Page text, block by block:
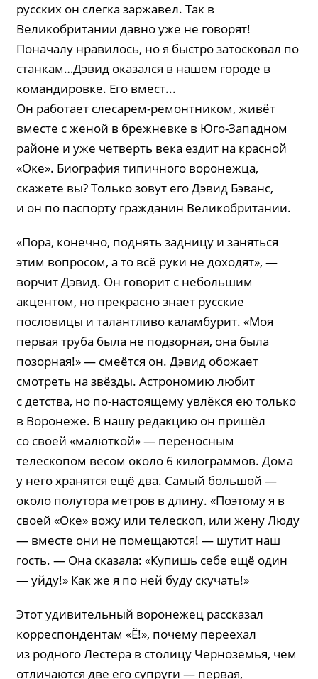
русских он слегка заржавел. Так в
Великобритании давно уже не говорят!
Поначалу нравилось, но я быстро затосковал по
станкам…Дэвид оказался в нашем городе в
командировке. Его вмест...
Он работает слесарем-ремонтником, живёт
вместе с женой в брежневке в Юго-Западном
районе и уже четверть века ездит на красной
«Оке». Биография типичного воронежца,
скажете вы? Только зовут его Дэвид Бэванс,
и он по паспорту гражданин Великобритании.
«Пора, конечно, поднять задницу и заняться
этим вопросом, а то всё руки не доходят», —
ворчит Дэвид. Он говорит с небольшим
акцентом, но прекрасно знает русские
пословицы и талантливо каламбурит. «Моя
первая труба была не подзорная, она была
позорная!» — смеётся он. Дэвид обожает
смотреть на звёзды. Астрономию любит
с детства, но по-настоящему увлёкся ею только
в Воронеже. В нашу редакцию он пришёл
со своей «малюткой» — переносным
телескопом весом около 6 килограммов. Дома
у него хранятся ещё два. Самый большой —
около полутора метров в длину. «Поэтому я в
своей «Оке» вожу или телескоп, или жену Люду
— вместе они не помещаются! — шутит наш
гость. — Она сказала: «Купишь себе ещё один
— уйду!» Как же я по ней буду скучать!»
Этот удивительный воронежец рассказал
корреспондентам «Ё!», почему переехал
из родного Лестера в столицу Черноземья, чем
отличаются две его супруги — первая,